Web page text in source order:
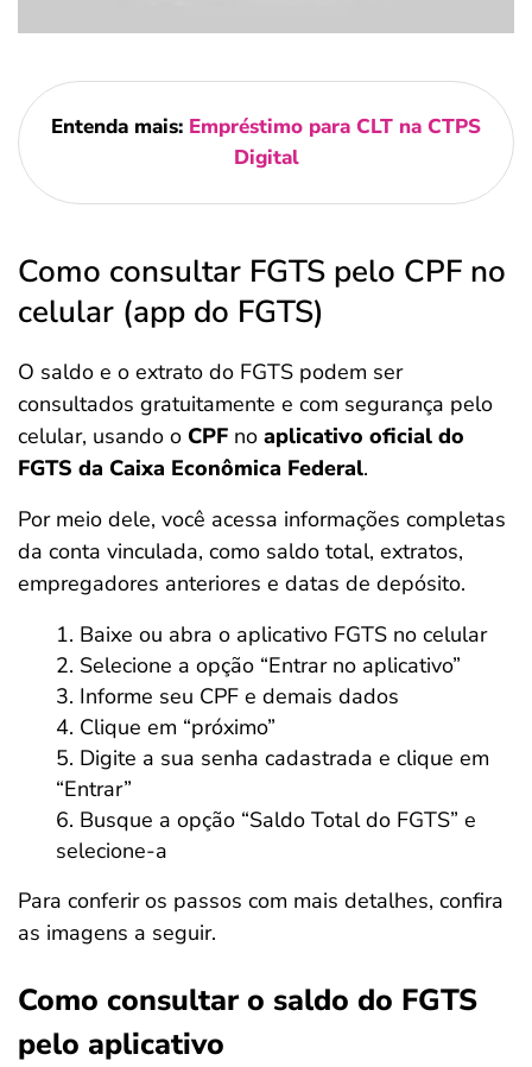
Entenda mais: Empréstimo para CLT na CTPS
Digital
Como consultar FGTS pelo CPF no
celular (app do FGTS)
O saldo e o extrato do FGTS podem ser
consultados gratuitamente e com segurança pelo
celular, usando o CPF no aplicativo oficial do
FGTS da Caixa Econômica Federal.
Por meio dele, você acessa informações completas
da conta vinculada, como saldo total, extratos,
empregadores anteriores e datas de depósito.
Baixe ou abra o aplicativo FGTS no celular
Selecione a opção “Entrar no aplicativo”
Informe seu CPF e demais dados
Clique em “próximo”
Digite a sua senha cadastrada e clique em
“Entrar”
Busque a opção “Saldo Total do FGTS” e
selecione-a
Para conferir os passos com mais detalhes, confira
as imagens a seguir.
Como consultar o saldo do FGTS
pelo aplicativo